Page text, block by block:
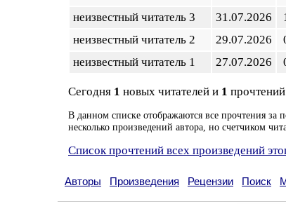
неизвестный читатель 3
31.07.2026
неизвестный читатель 2
29.07.2026
неизвестный читатель 1
27.07.2026
Сегодня 1 новых читателей и 1
В данном списке отображаются все прочтения за
несколько произведений автора, но счетчиком
Список прочтений всех произведений
Авторы Произведения Рецензии Поиск